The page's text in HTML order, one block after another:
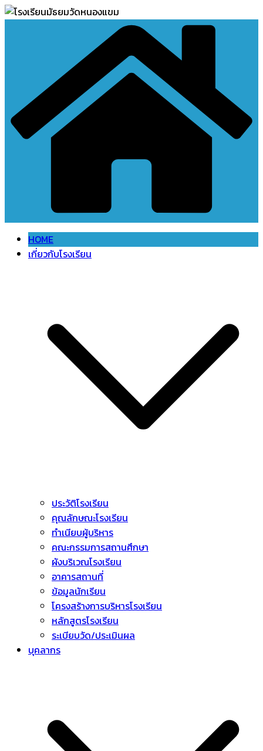
Skip
HOME
เกี่ยวกับโรงเรียน
ประวัติโรงเรียน
คุณลักษณะโรงเรียน
ทำเนียบผู้บริหาร
คณะกรรมการสถานศึกษา
ผังบริเวณโรงเรียน
อาคารสถานที่
ข้อมูลนักเรียน
โครงสร้างการบริหารโรงเรียน
หลักสูตรโรงเรียน
ระเบียบวัด/ประเมินผล
บุคลากร